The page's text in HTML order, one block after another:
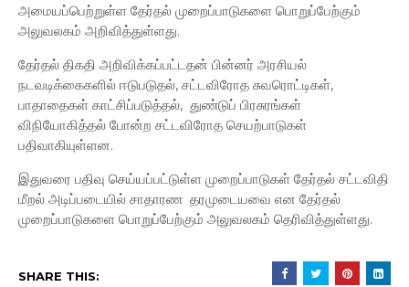
அமையப்பெற்றுள்ள தேர்தல் முறைப்பாடுகளை பொறுப்பேற்கும்
அலுவலகம் அறிவித்துள்ளது.
தேர்தல் திகதி அறிவிக்கப்பட்டதன் பின்னர் அரசியல்
நடவடிக்கைகளில் ஈடுபடுதல், சட்டவிரோத சுவரொட்டிகள்,
பாதாதைகள் காட்சிப்படுத்தல், துண்டுப் பிரசுரங்கள்
விநியோகித்தல் போன்ற சட்டவிரோத செயற்பாடுகள்
பதிவாகியுள்ளன.
இதுவரை பதிவு செய்யப்பட்டுள்ள முறைப்பாடுகள் தேர்தல் சட்டவிதி
மீறல் அடிப்படையில் சாதாரண தரமுடையவை என தேர்தல்
முறைப்பாடுகளை பொறுப்பேற்கும் அலுவலகம் தெரிவித்துள்ளது.
SHARE THIS: